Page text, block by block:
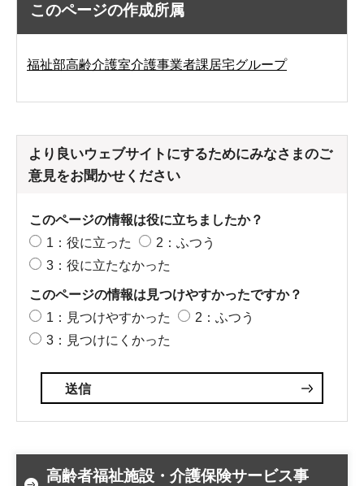
このページの作成所属
福祉部高齢介護室介護事業者課居宅グループ
より良いウェブサイトにするためにみなさまのご
意見をお聞かせください
このページの情報は役に立ちましたか？
1：役に立った
2：ふつう
3：役に立たなかった
このページの情報は見つけやすかったですか？
1：見つけやすかった
2：ふつう
3：見つけにくかった
高齢者福祉施設・介護保険サービス事